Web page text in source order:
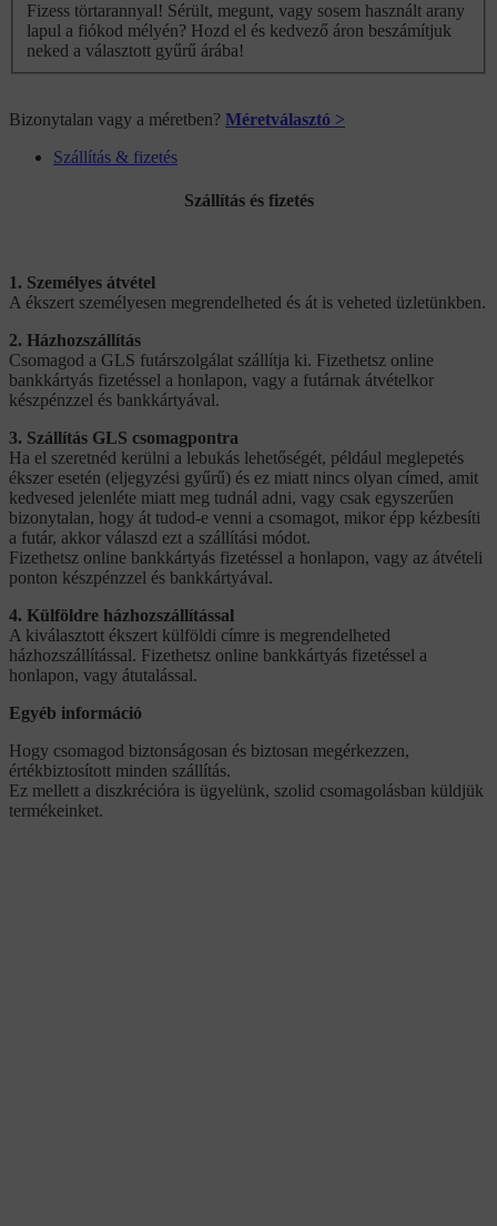
Fizess törtarannyal! Sérült, megunt, vagy sosem használt arany
lapul a fiókod mélyén? Hozd el és kedvező áron beszámítjuk
neked a választott gyűrű árába!
Bizonytalan vagy a méretben? Méretválasztó >
Szállítás & fizetés
Szállítás és fizetés
1. Személyes átvétel
A ékszert személyesen megrendelheted és át is veheted üzletünkben.
2. Házhozszállítás
Csomagod a GLS futárszolgálat szállítja ki. Fizethetsz online
bankkártyás fizetéssel a honlapon, vagy a futárnak átvételkor
készpénzzel és bankkártyával.
3. Szállítás GLS csomagpontra
Ha el szeretnéd kerülni a lebukás lehetőségét, például meglepetés
ékszer esetén (eljegyzési gyűrű) és ez miatt nincs olyan címed, amit
kedvesed jelenléte miatt meg tudnál adni, vagy csak egyszerűen
bizonytalan, hogy át tudod-e venni a csomagot, mikor épp kézbesíti
a futár, akkor válaszd ezt a szállítási módot.
Fizethetsz online bankkártyás fizetéssel a honlapon, vagy az átvételi
ponton készpénzzel és bankkártyával.
4. Külföldre házhozszállítással
A kiválasztott ékszert külföldi címre is megrendelheted
házhozszállítással. Fizethetsz online bankkártyás fizetéssel a
honlapon, vagy átutalással.
Egyéb információ
Hogy csomagod biztonságosan és biztosan megérkezzen,
értékbiztosított minden szállítás.
Ez mellett a diszkrécióra is ügyelünk, szolid csomagolásban küldjük
termékeinket.